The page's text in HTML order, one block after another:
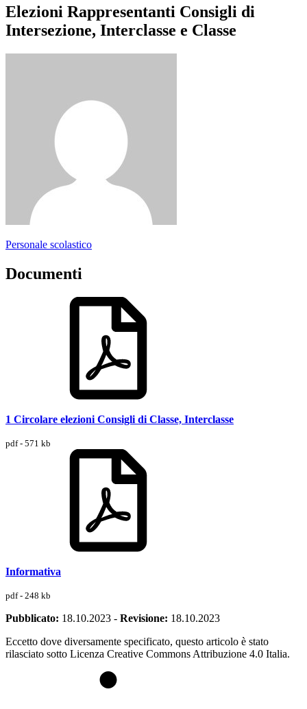
Elezioni Rappresentanti Consigli di
Intersezione, Interclasse e Classe
Personale scolastico
Documenti
1 Circolare elezioni Consigli di Classe, Interclasse
pdf - 571 kb
Informativa
pdf - 248 kb
Pubblicato: 18.10.2023 - Revisione: 18.10.2023
Eccetto dove diversamente specificato, questo articolo è stato
rilasciato sotto Licenza Creative Commons Attribuzione 4.0 Italia.